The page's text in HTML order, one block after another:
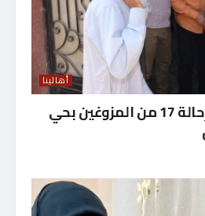
أهالينا
محافظ المنوفية : إحالة 17 من المزوغين بحي